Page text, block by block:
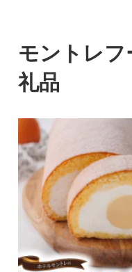
モントレ
礼品